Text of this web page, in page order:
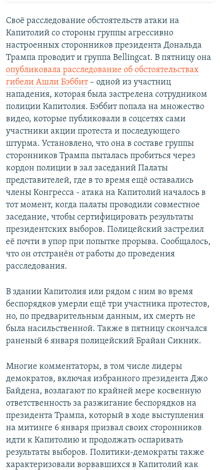
Своё расследование обстоятельств атаки на
Капитолий со стороны группы агрессивно
настроенных сторонников президента Дональда
Трампа проводит и группа Bellingcat. В пятницу она
опубликовала расследование об обстоятельствах
гибели Ашли Бэббит– одной из участниц
нападения, которая была застрелена сотрудником
полиции Капитолия. Бэббит попала на множество
видео, которые публиковали в соцсетях сами
участники акции протеста и последующего
штурма. Установлено, что она в составе группы
сторонников Трампа пыталась пробиться через
кордон полиции в зал заседаний Палаты
представителей, где в то время ещё оставались
члены Конгресса - атака на Капитолий началось в
тот момент, когда палаты проводили совместное
заседание, чтобы сертифицировать результаты
президентских выборов. Полицейский застрелил
её почти в упор при попытке прорыва. Сообщалось,
что он отстранён от работы до проведения
расследования.
В здании Капитолия или рядом с ним во время
беспорядков умерли ещё три участника протестов,
но, по предварительным данным, их смерть не
была насильственной. Также в пятницу скончался
раненый 6 января полицейский Брайан Сикник.​
Многие комментаторы, в том числе лидеры
демократов, включая избранного президента Джо
Байдена, возлагают по крайней мере косвенную
ответственность за разжигание беспорядков на
президента Трампа, который в ходе выступления
на митинге 6 января призвал своих сторонников
идти к Капитолию и продолжать оспаривать
результаты выборов. Политики-демократы также
характеризовали ворвавшихся в Капитолий как